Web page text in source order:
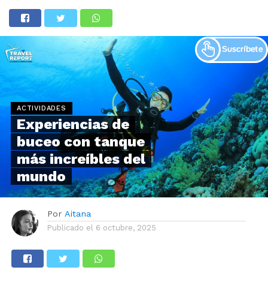
ACTIVIDADES
Experiencias de
buceo con tanque
más increíbles del
mundo
Por Aitana
Publicado el 6 octubre, 2025